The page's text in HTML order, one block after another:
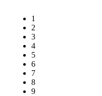
1
2
3
4
5
6
7
8
9